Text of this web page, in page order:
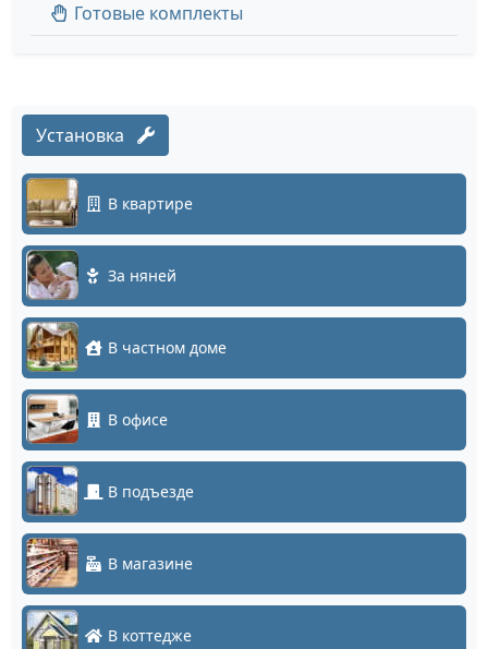
Готовые комплекты
Установка
В квартире
За няней
В частном доме
В офисе
В подъезде
В магазине
В коттедже